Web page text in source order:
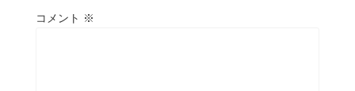
コメント ※